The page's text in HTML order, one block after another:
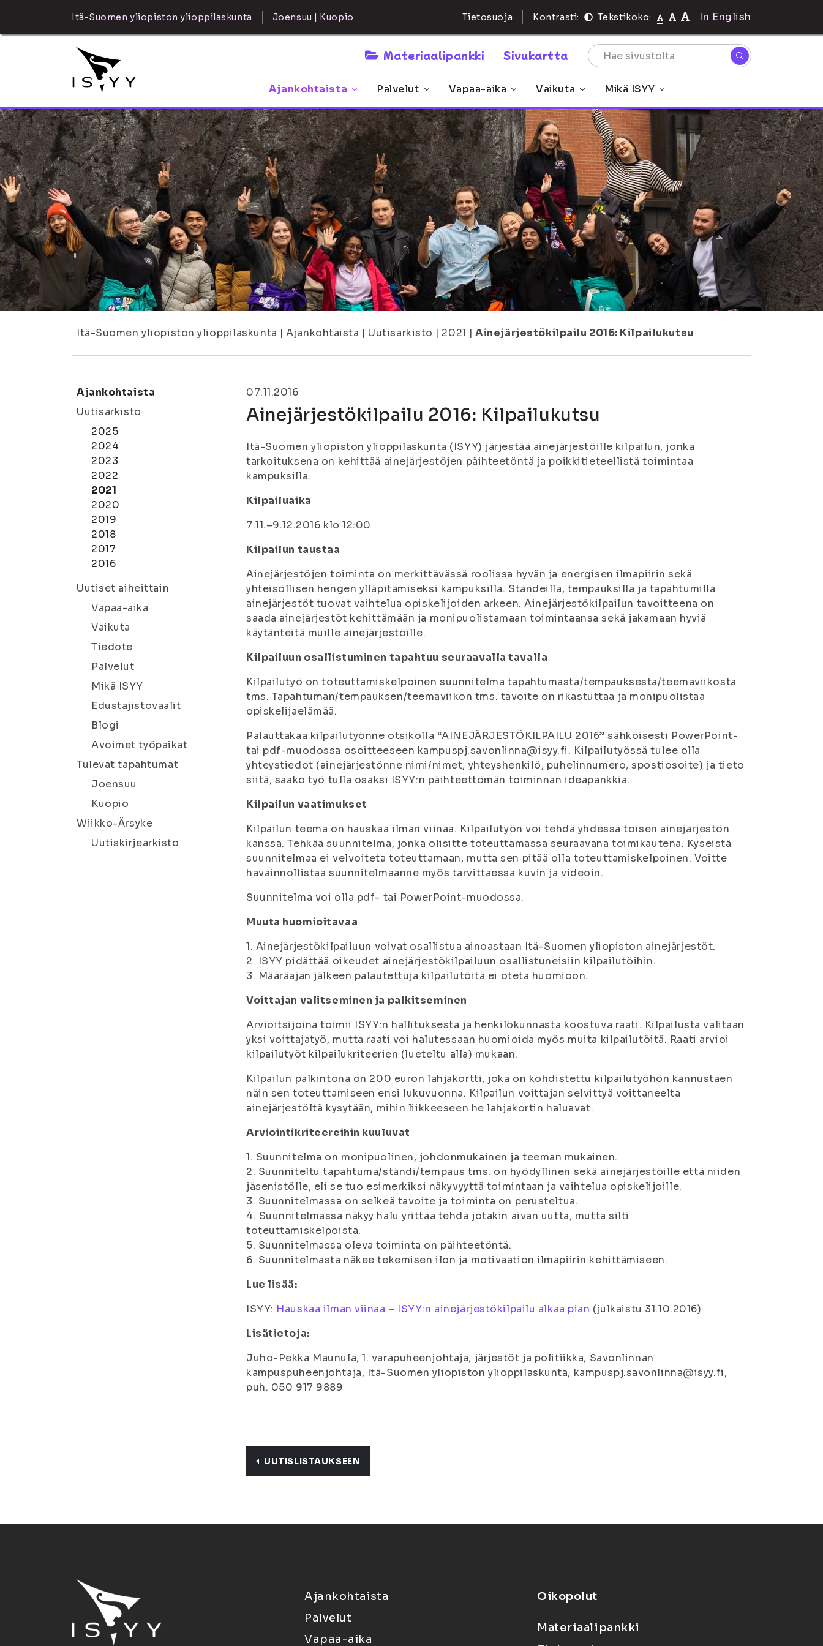
Itä-Suomen yliopiston ylioppilaskunta Joensuu | Kuopio Tietosuoja Kontrasti: Tekstikoko: In English
Materiaalipankki Sivukartta
Ajankohtaista Palvelut Vapaa-aika Vaikuta Mikä ISYY
Itä-Suomen yliopiston ylioppilaskunta | Ajankohtaista | Uutisarkisto | 2021 | Ainejärjestökilpailu 2016: Kilpailukutsu
Ajankohtaista
Uutisarkisto
2025
2024
2023
2022
2021
2020
2019
2018
2017
2016
Uutiset aiheittain
Vapaa-aika
Vaikuta
Tiedote
Palvelut
Mikä ISYY
Edustajistovaalit
Blogi
Avoimet työpaikat
Tulevat tapahtumat
Joensuu
Kuopio
Wiikko-Ärsyke
Uutiskirjearkisto
07.11.2016
Ainejärjestökilpailu 2016: Kilpailukutsu
Itä-Suomen yliopiston ylioppilaskunta (ISYY) järjestää ainejärjestöille kilpailun, jonka
tarkoituksena on kehittää ainejärjestöjen päihteetöntä ja poikkitieteellistä toimintaa
kampuksilla.
Kilpailuaika
7.11.–9.12.2016 klo 12:00
Kilpailun taustaa
Ainejärjestöjen toiminta on merkittävässä roolissa hyvän ja energisen ilmapiirin sekä
yhteisöllisen hengen ylläpitämiseksi kampuksilla. Ständeillä, tempauksilla ja tapahtumilla
ainejärjestöt tuovat vaihtelua opiskelijoiden arkeen. Ainejärjestökilpailun tavoitteena on
saada ainejärjestöt kehittämään ja monipuolistamaan toimintaansa sekä jakamaan hyviä
käytänteitä muille ainejärjestöille.
Kilpailuun osallistuminen tapahtuu seuraavalla tavalla
Kilpailutyö on toteuttamiskelpoinen suunnitelma tapahtumasta/tempauksesta/teemaviikosta
tms. Tapahtuman/tempauksen/teemaviikon tms. tavoite on rikastuttaa ja monipuolistaa
opiskelijaelämää.
Palauttakaa kilpailutyönne otsikolla “AINEJÄRJESTÖKILPAILU 2016” sähköisesti PowerPoint-
tai pdf-muodossa osoitteeseen kampuspj.savonlinna@isyy.fi. Kilpailutyössä tulee olla
yhteystiedot (ainejärjestönne nimi/nimet, yhteyshenkilö, puhelinnumero, spostiosoite) ja tieto
siitä, saako työ tulla osaksi ISYY:n päihteettömän toiminnan ideapankkia.
Kilpailun vaatimukset
Kilpailun teema on hauskaa ilman viinaa. Kilpailutyön voi tehdä yhdessä toisen ainejärjestön
kanssa. Tehkää suunnitelma, jonka olisitte toteuttamassa seuraavana toimikautena. Kyseistä
suunnitelmaa ei velvoiteta toteuttamaan, mutta sen pitää olla toteuttamiskelpoinen. Voitte
havainnollistaa suunnitelmaanne myös tarvittaessa kuvin ja videoin.
Suunnitelma voi olla pdf- tai PowerPoint-muodossa.
Muuta huomioitavaa
1. Ainejärjestökilpailuun voivat osallistua ainoastaan Itä-Suomen yliopiston ainejärjestöt.
2. ISYY pidättää oikeudet ainejärjestökilpailuun osallistuneisiin kilpailutöihin.
3. Määräajan jälkeen palautettuja kilpailutöitä ei oteta huomioon.
Voittajan valitseminen ja palkitseminen
Arvioitsijoina toimii ISYY:n hallituksesta ja henkilökunnasta koostuva raati. Kilpailusta valitaan
yksi voittajatyö, mutta raati voi halutessaan huomioida myös muita kilpailutöitä. Raati arvioi
kilpailutyöt kilpailukriteerien (lueteltu alla) mukaan.
Kilpailun palkintona on 200 euron lahjakortti, joka on kohdistettu kilpailutyöhön kannustaen
näin sen toteuttamiseen ensi lukuvuonna. Kilpailun voittajan selvittyä voittaneelta
ainejärjestöltä kysytään, mihin liikkeeseen he lahjakortin haluavat.
Arviointikriteereihin kuuluvat
1. Suunnitelma on monipuolinen, johdonmukainen ja teeman mukainen.
2. Suunniteltu tapahtuma/ständi/tempaus tms. on hyödyllinen sekä ainejärjestöille että niiden
jäsenistölle, eli se tuo esimerkiksi näkyvyyttä toimintaan ja vaihtelua opiskelijoille.
3. Suunnitelmassa on selkeä tavoite ja toiminta on perusteltua.
4. Suunnitelmassa näkyy halu yrittää tehdä jotakin aivan uutta, mutta silti
toteuttamiskelpoista.
5. Suunnitelmassa oleva toiminta on päihteetöntä.
6. Suunnitelmasta näkee tekemisen ilon ja motivaation ilmapiirin kehittämiseen.
Lue lisää:
ISYY: Hauskaa ilman viinaa – ISYY:n ainejärjestökilpailu alkaa pian (julkaistu 31.10.2016)
Lisätietoja:
Juho-Pekka Maunula, 1. varapuheenjohtaja, järjestöt ja politiikka, Savonlinnan
kampuspuheenjohtaja, Itä-Suomen yliopiston ylioppilaskunta, kampuspj.savonlinna@isyy.fi,
puh. 050 917 9889
UUTISLISTAUKSEEN
Ajankohtaista
Palvelut
Vapaa-aika
Oikopolut
Materiaalipankki